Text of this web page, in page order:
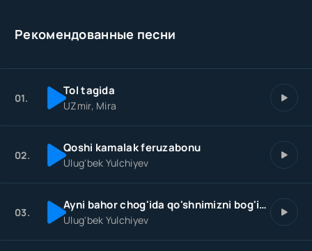
Рекомендованные песни
01. Tol tagida
UZmir, Mira
02. Qoshi kamalak feruzabonu
Ulug'bek Yulchiyev
03. Ayni bahor chog'ida qo'shnimizni bog'ida
Ulug'bek Yulchiyev